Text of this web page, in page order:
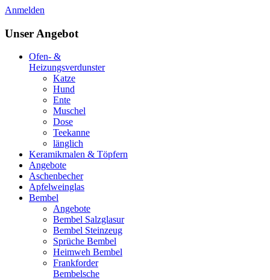
Anmelden
Unser Angebot
Ofen- &
Heizungsverdunster
Katze
Hund
Ente
Muschel
Dose
Teekanne
länglich
Keramikmalen & Töpfern
Angebote
Aschenbecher
Apfelweinglas
Bembel
Angebote
Bembel Salzglasur
Bembel Steinzeug
Sprüche Bembel
Heimweh Bembel
Frankforder
Bembelsche